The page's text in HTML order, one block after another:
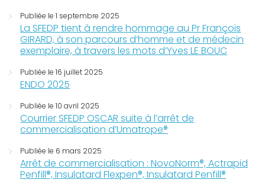
Publiée le 1 septembre 2025
La SFEDP tient à rendre hommage au Pr François
GIRARD, à son parcours d’homme et de médecin
exemplaire, à travers les mots d’Yves LE BOUC
Publiée le 16 juillet 2025
ENDO 2025
Publiée le 10 avril 2025
Courrier SFEDP OSCAR suite à l’arrêt de
commercialisation d’Umatrope®
Publiée le 6 mars 2025
Arrêt de commercialisation : NovoNorm®, Actrapid
Penfill®, Insulatard Flexpen®, Insulatard Penfill®